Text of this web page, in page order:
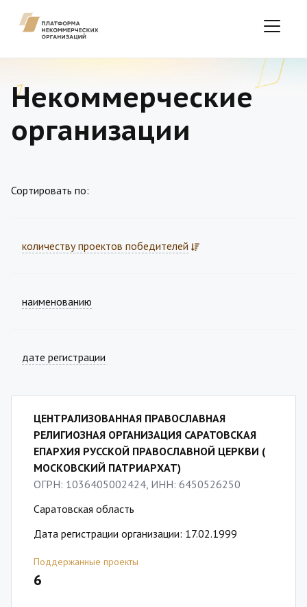
Некоммерческие
организации
Сортировать по:
количеству проектов победителей
наименованию
дате регистрации
ЦЕНТРАЛИЗОВАННАЯ ПРАВОСЛАВНАЯ
РЕЛИГИОЗНАЯ ОРГАНИЗАЦИЯ САРАТОВСКАЯ
ЕПАРХИЯ РУССКОЙ ПРАВОСЛАВНОЙ ЦЕРКВИ (
МОСКОВСКИЙ ПАТРИАРХАТ)
ОГРН: 1036405002424, ИНН: 6450526250
Саратовская область
Дата регистрации организации: 17.02.1999
Поддержанные проекты
6